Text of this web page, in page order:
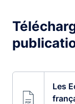
Les